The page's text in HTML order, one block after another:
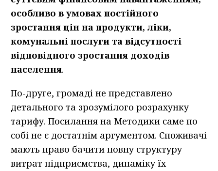
особливо в умовах постійного
зростання цін на продукти, ліки,
комунальні послуги та відсутності
відповідного зростання доходів
населення.
По-друге, громаді не представлено
детального та зрозумілого розрахунку
тарифу. Посилання на Методики саме по
собі не є достатнім аргументом. Споживачі
мають право бачити повну структуру
витрат підприємства, динаміку їх